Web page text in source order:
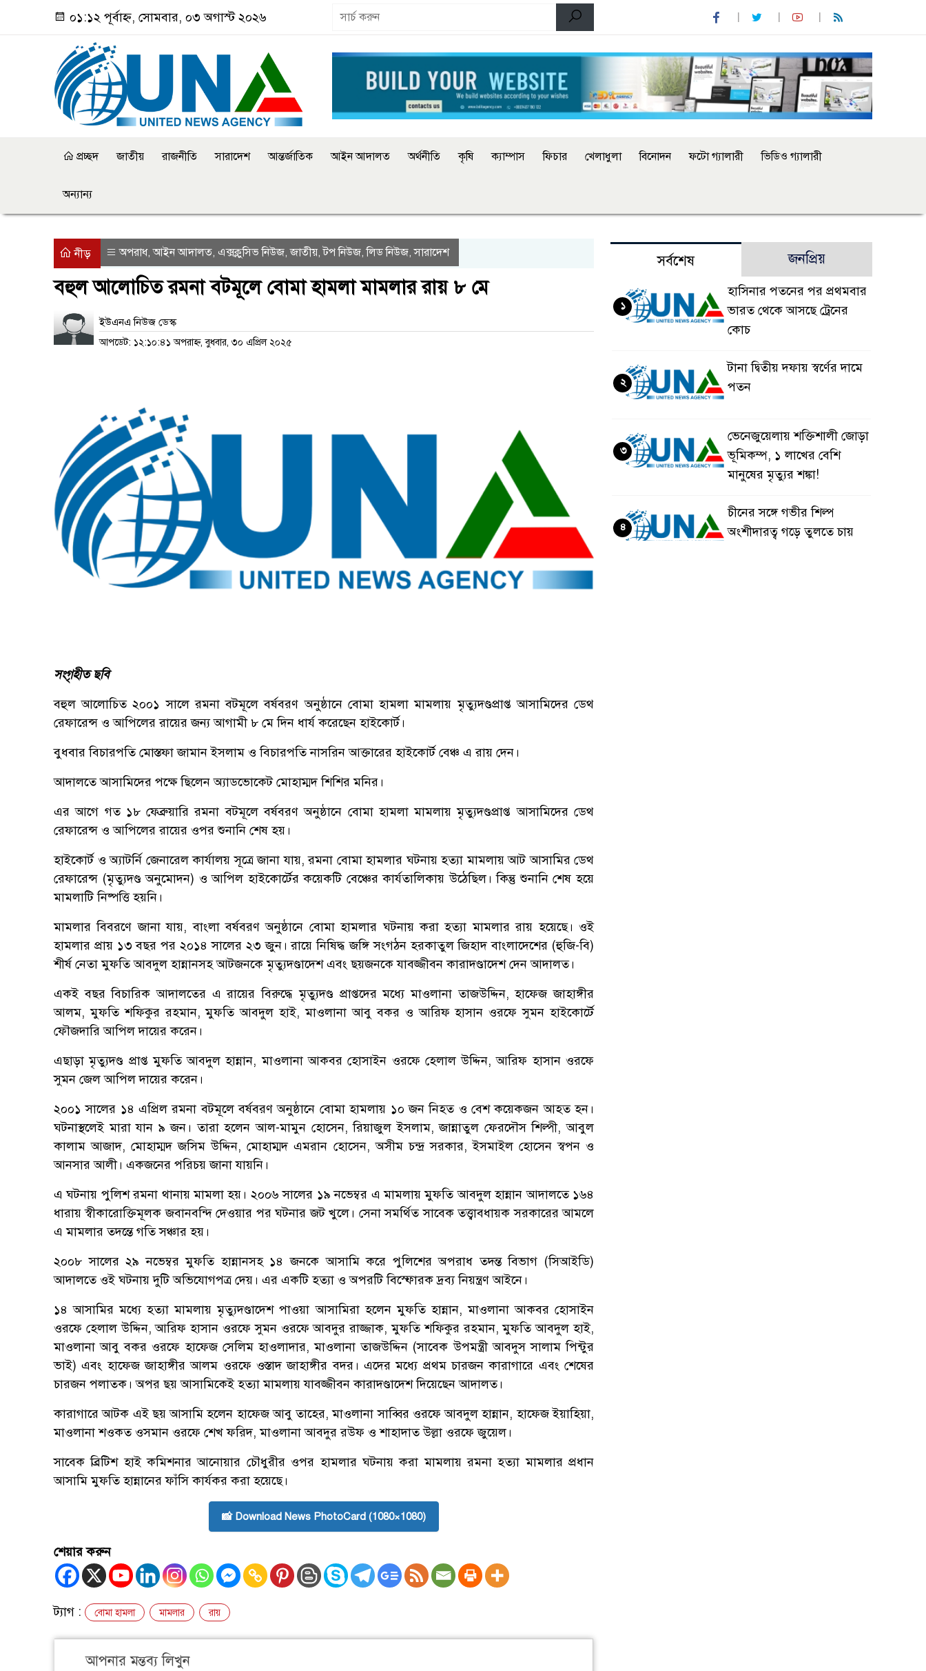
০১:১২ পূর্বাহ্ন, সোমবার, ০৩ অগাস্ট ২০২৬
প্রচ্ছদ জাতীয় রাজনীতি সারাদেশ আন্তর্জাতিক আইন আদালত অর্থনীতি কৃষি ক্যাম্পাস ফিচার খেলাধুলা বিনোদন ফটো গ্যালারী ভিডিও গ্যালারী
অন্যান্য
নীড় অপরাধ,আইন আদালত এক্সক্লুসিভ নিউজ ,জাতীয় ,টপ নিউজ ,লিড নিউজ ,সারাদেশ
বহুল আলোচিত রমনা বটমূলে বোমা হামলা মামলার রায় ৮ মে
ইউএনএ নিউজ ডেস্ক
আপডেট: ১২:১০:৪১ অপরাহ্ন, বুধবার, ৩০ এপ্রিল ২০২৫
সংগৃহীত ছবি
বহুল আলোচিত ২০০১ সালে রমনা বটমূলে বর্ষবরণ অনুষ্ঠানে বোমা হামলা মামলায় মৃত্যুদণ্ডপ্রাপ্ত আসামিদের ডেথ
রেফারেন্স ও আপিলের রায়ের জন্য আগামী ৮ মে দিন ধার্য করেছেন হাইকোর্ট।
বুধবার বিচারপতি মোস্তফা জামান ইসলাম ও বিচারপতি নাসরিন আক্তারের হাইকোর্ট বেঞ্চ এ রায় দেন।
আদালতে আসামিদের পক্ষে ছিলেন অ্যাডভোকেট মোহাম্মদ শিশির মনির।
এর আগে গত ১৮ ফেব্রুয়ারি রমনা বটমূলে বর্ষবরণ অনুষ্ঠানে বোমা হামলা মামলায় মৃত্যুদণ্ডপ্রাপ্ত আসামিদের ডেথ
রেফারেন্স ও আপিলের রায়ের ওপর শুনানি শেষ হয়।
হাইকোর্ট ও অ্যাটর্নি জেনারেল কার্যালয় সূত্রে জানা যায়, রমনা বোমা হামলার ঘটনায় হত্যা মামলায় আট আসামির ডেথ
রেফারেন্স (মৃত্যুদণ্ড অনুমোদন) ও আপিল হাইকোর্টের কয়েকটি বেঞ্চের কার্যতালিকায় উঠেছিল। কিন্তু শুনানি শেষ হয়ে
মামলাটি নিষ্পত্তি হয়নি।
মামলার বিবরণে জানা যায়, বাংলা বর্ষবরণ অনুষ্ঠানে বোমা হামলার ঘটনায় করা হত্যা মামলার রায় হয়েছে। ওই
হামলার প্রায় ১৩ বছর পর ২০১৪ সালের ২৩ জুন। রায়ে নিষিদ্ধ জঙ্গি সংগঠন হরকাতুল জিহাদ বাংলাদেশের (হুজি-বি)
শীর্ষ নেতা মুফতি আবদুল হান্নানসহ আটজনকে মৃত্যুদণ্ডাদেশ এবং ছয়জনকে যাবজ্জীবন কারাদণ্ডাদেশ দেন আদালত।
একই বছর বিচারিক আদালতের এ রায়ের বিরুদ্ধে মৃত্যুদণ্ড প্রাপ্তদের মধ্যে মাওলানা তাজউদ্দিন, হাফেজ জাহাঙ্গীর
আলম, মুফতি শফিকুর রহমান, মুফতি আবদুল হাই, মাওলানা আবু বকর ও আরিফ হাসান ওরফে সুমন হাইকোর্টে
ফৌজদারি আপিল দায়ের করেন।
এছাড়া মৃত্যুদণ্ড প্রাপ্ত মুফতি আবদুল হান্নান, মাওলানা আকবর হোসাইন ওরফে হেলাল উদ্দিন, আরিফ হাসান ওরফে
সুমন জেল আপিল দায়ের করেন।
২০০১ সালের ১৪ এপ্রিল রমনা বটমূলে বর্ষবরণ অনুষ্ঠানে বোমা হামলায় ১০ জন নিহত ও বেশ কয়েকজন আহত হন।
ঘটনাস্থলেই মারা যান ৯ জন। তারা হলেন আল-মামুন হোসেন, রিয়াজুল ইসলাম, জান্নাতুল ফেরদৌস শিল্পী, আবুল
কালাম আজাদ, মোহাম্মদ জসিম উদ্দিন, মোহাম্মদ এমরান হোসেন, অসীম চন্দ্র সরকার, ইসমাইল হোসেন স্বপন ও
আনসার আলী। একজনের পরিচয় জানা যায়নি।
এ ঘটনায় পুলিশ রমনা থানায় মামলা হয়। ২০০৬ সালের ১৯ নভেম্বর এ মামলায় মুফতি আবদুল হান্নান আদালতে ১৬৪
ধারায় স্বীকারোক্তিমূলক জবানবন্দি দেওয়ার পর ঘটনার জট খুলে। সেনা সমর্থিত সাবেক তত্ত্বাবধায়ক সরকারের আমলে
এ মামলার তদন্তে গতি সঞ্চার হয়।
২০০৮ সালের ২৯ নভেম্বর মুফতি হান্নানসহ ১৪ জনকে আসামি করে পুলিশের অপরাধ তদন্ত বিভাগ (সিআইডি)
আদালতে ওই ঘটনায় দুটি অভিযোগপত্র দেয়। এর একটি হত্যা ও অপরটি বিস্ফোরক দ্রব্য নিয়ন্ত্রণ আইনে।
১৪ আসামির মধ্যে হত্যা মামলায় মৃত্যুদণ্ডাদেশ পাওয়া আসামিরা হলেন মুফতি হান্নান, মাওলানা আকবর হোসাইন
ওরফে হেলাল উদ্দিন, আরিফ হাসান ওরফে সুমন ওরফে আবদুর রাজ্জাক, মুফতি শফিকুর রহমান, মুফতি আবদুল হাই,
মাওলানা আবু বকর ওরফে হাফেজ সেলিম হাওলাদার, মাওলানা তাজউদ্দিন (সাবেক উপমন্ত্রী আবদুস সালাম পিন্টুর
ভাই) এবং হাফেজ জাহাঙ্গীর আলম ওরফে ওস্তাদ জাহাঙ্গীর বদর। এদের মধ্যে প্রথম চারজন কারাগারে এবং শেষের
চারজন পলাতক। অপর ছয় আসামিকেই হত্যা মামলায় যাবজ্জীবন কারাদণ্ডাদেশ দিয়েছেন আদালত।
কারাগারে আটক এই ছয় আসামি হলেন হাফেজ আবু তাহের, মাওলানা সাব্বির ওরফে আবদুল হান্নান, হাফেজ ইয়াহিয়া,
মাওলানা শওকত ওসমান ওরফে শেখ ফরিদ, মাওলানা আবদুর রউফ ও শাহাদাত উল্লা ওরফে জুয়েল।
সাবেক ব্রিটিশ হাই কমিশনার আনোয়ার চৌধুরীর ওপর হামলার ঘটনায় করা মামলায় রমনা হত্যা মামলার প্রধান
আসামি মুফতি হান্নানের ফাঁসি কার্যকর করা হয়েছে।
📸 Download News PhotoCard (1080×1080)
শেয়ার করুন
ট্যাগ : বোমা হামলা মামলার রায়
আপনার মন্তব্য লিখুন
সর্বশেষ জনপ্রিয়
হাসিনার পতনের পর প্রথমবার
ভারত থেকে আসছে ট্রেনের
কোচ
১
টানা দ্বিতীয় দফায় স্বর্ণের দামে
পতন
২
ভেনেজুয়েলায় শক্তিশালী জোড়া
ভূমিকম্প, ১ লাখের বেশি
মানুষের মৃত্যুর শঙ্কা!
৩
চীনের সঙ্গে গভীর শিল্প
অংশীদারত্ব গড়ে তুলতে চায়
৪